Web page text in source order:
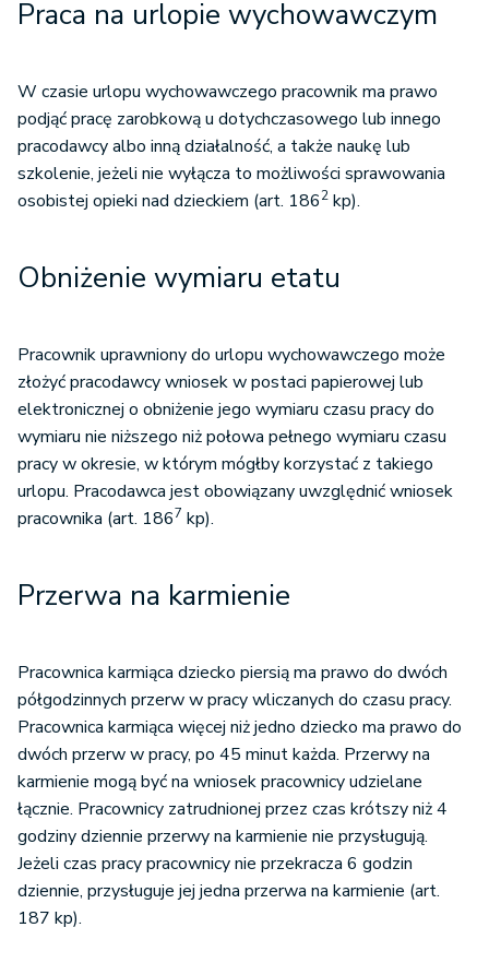
Praca na urlopie wychowawczym
W czasie urlopu wychowawczego pracownik ma prawo
podjąć pracę zarobkową u dotychczasowego lub innego
pracodawcy albo inną działalność, a także naukę lub
szkolenie, jeżeli nie wyłącza to możliwości sprawowania
osobistej opieki nad dzieckiem (art. 1862 kp).
Obniżenie wymiaru etatu
Pracownik uprawniony do urlopu wychowawczego może
złożyć pracodawcy wniosek w postaci papierowej lub
elektronicznej o obniżenie jego wymiaru czasu pracy do
wymiaru nie niższego niż połowa pełnego wymiaru czasu
pracy w okresie, w którym mógłby korzystać z takiego
urlopu. Pracodawca jest obowiązany uwzględnić wniosek
pracownika (art. 1867 kp).
Przerwa na karmienie
Pracownica karmiąca dziecko piersią ma prawo do dwóch
półgodzinnych przerw w pracy wliczanych do czasu pracy.
Pracownica karmiąca więcej niż jedno dziecko ma prawo do
dwóch przerw w pracy, po 45 minut każda. Przerwy na
karmienie mogą być na wniosek pracownicy udzielane
łącznie. Pracownicy zatrudnionej przez czas krótszy niż 4
godziny dziennie przerwy na karmienie nie przysługują.
Jeżeli czas pracy pracownicy nie przekracza 6 godzin
dziennie, przysługuje jej jedna przerwa na karmienie (art.
187 kp).